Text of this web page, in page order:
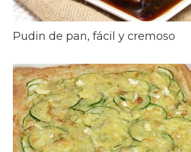
Pudin de pan, fácil y cremoso